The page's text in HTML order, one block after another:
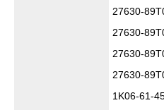
27630-
27630-
27630-
27630-
1K06-61-